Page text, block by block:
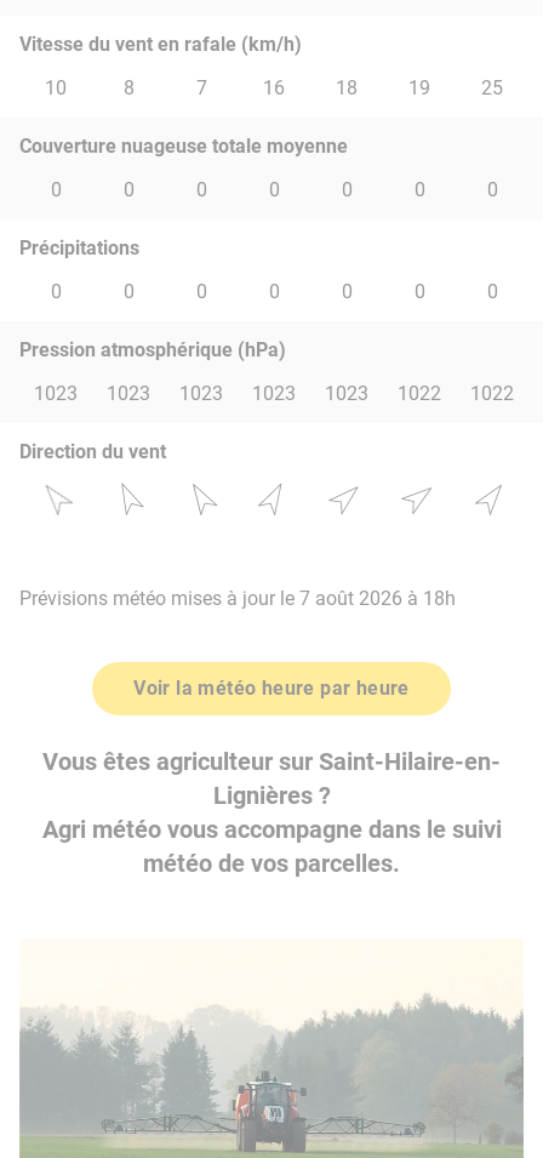
Vitesse du vent en rafale (km/h)
10
8 7 16 18 19 25
Couverture nuageuse totale moyenne
0
0 0 0 0 0 0
Précipitations
0
0 0 0 0 0 0
Pression atmosphérique (hPa)
1023
1023 1023 1023 1023 1022 1022
Direction du vent
Prévisions météo mises à jour le 7 août 2026 à 18h
Voir la météo heure par heure
Vous êtes agriculteur sur Saint-Hilaire-en-
Lignières ?
Agri météo vous accompagne dans le suivi
météo de vos parcelles.